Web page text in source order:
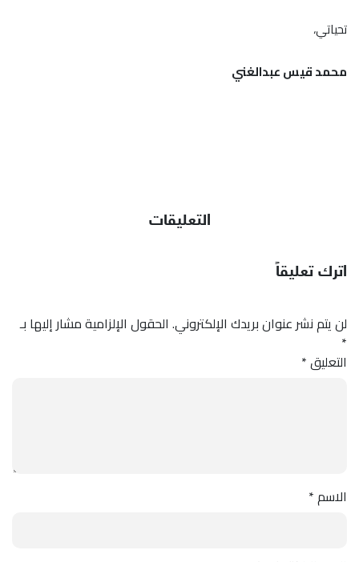
تحياتي،
محمد قيس عبدالغني
التعليقات
اترك تعليقاً
لن يتم نشر عنوان بريدك الإلكتروني. الحقول الإلزامية مشار إليها بـ
*
التعليق*
الاسم*